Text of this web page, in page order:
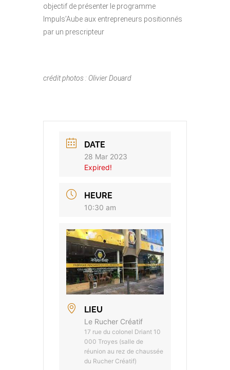
objectif de présenter le programme
Impuls’Aube aux entrepreneurs positionnés
par un prescripteur
crédit photos : Olivier Douard
DATE
28 Mar 2023
Expired!
HEURE
10:30 am
LIEU
Le Rucher Créatif
17 rue du colonel Driant 10
000 Troyes (salle de
réunion au rez de chaussée
du Rucher Créatif)